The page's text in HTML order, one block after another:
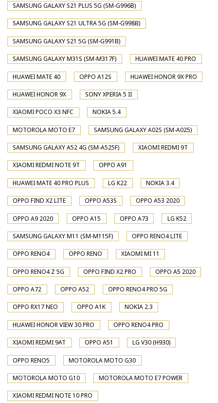
SAMSUNG GALAXY S21 PLUS 5G (SM-G996B)
SAMSUNG GALAXY S21 ULTRA 5G (SM-G998B)
SAMSUNG GALAXY S21 5G (SM-G991B)
SAMSUNG GALAXY M31S (SM-M317F) HUAWEI MATE 40 PRO
HUAWEI MATE 40 OPPO A12S HUAWEI HONOR 9X PRO
HUAWEI HONOR 9X SONY XPERIA 5 II
XIAOMI POCO X3 NFC NOKIA 5.4
MOTOROLA MOTO E7 SAMSUNG GALAXY A02S (SM-A025)
SAMSUNG GALAXY A52 4G (SM-A525F) XIAOMI REDMI 9T
XIAOMI REDMI NOTE 9T OPPO A91
HUAWEI MATE 40 PRO PLUS LG K22 NOKIA 3.4
OPPO FIND X2 LITE OPPO A53S OPPO A53 2020
OPPO A9 2020 OPPO A15 OPPO A73 LG K52
SAMSUNG GALAXY M11 (SM-M115F) OPPO RENO4 LITE
OPPO RENO4 OPPO RENO XIAOMI MI 11
OPPO RENO4 Z 5G OPPO FIND X2 PRO OPPO A5 2020
OPPO A72 OPPO A52 OPPO RENO4 PRO 5G
OPPO RX17 NEO OPPO A1K NOKIA 2.3
HUAWEI HONOR VIEW 30 PRO OPPO RENO4 PRO
XIAOMI REDMI 9AT OPPO A51 LG V30 (H930)
OPPO RENO5 MOTOROLA MOTO G30
MOTOROLA MOTO G10 MOTOROLA MOTO E7 POWER
XIAOMI REDMI NOTE 10 PRO